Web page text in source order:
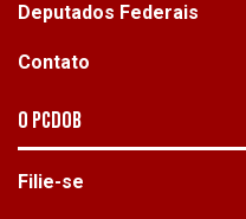
Deputados Federais
Contato
O PCdoB
Filie-se